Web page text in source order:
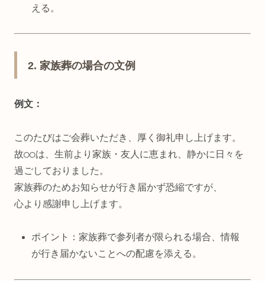
える。
2. 家族葬の場合の文例
例文：
このたびはご会葬いただき、厚く御礼申し上げます。
故○○は、生前より家族・友人に恵まれ、静かに日々を
過ごしておりました。
家族葬のためお知らせが行き届かず恐縮ですが、
心より感謝申し上げます。
ポイント：家族葬で参列者が限られる場合、情報
が行き届かないことへの配慮を添える。